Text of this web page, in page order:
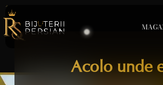
Acolo unde